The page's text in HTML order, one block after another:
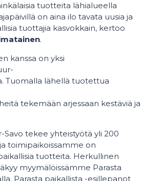
tuotteita lähialueella
on aina ilo tavata uusia ja
tuottajia kasvokkain, kertoo
.
kanssa on yksi
Tuomalla lähellä tuotettua
tekemään arjessaan kestäviä ja
Savo tekee yhteistyötä yli 200
toimipaikoissamme on
tuotteita. Herkullinen
myymälöissämme Parasta
Parasta paikallista -esillepanot